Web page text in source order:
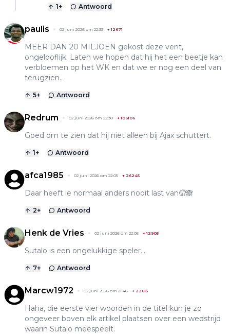
1+ Antwoord
paulis 02 juni 2026 om 22:33 +12671
MEER DAN 20 MILJOEN gekost deze vent,
ongelooflijk. Laten we hopen dat hij het een beetje kan
verbloemen op het WK en dat we er nog een deel van
terugzien..
5+ Antwoord
Redrum 02 juni 2026 om 22:30 +106106
Goed om te zien dat hij niet alleen bij Ajax schuttert.
1+ Antwoord
afca1985 02 juni 2026 om 22:05 + 26245
Daar heeft ie normaal anders nooit last van🤦🙈
2+ Antwoord
Henk de Vries 02 juni 2026 om 22:05 +12905
Sutalo is een ongelukkige speler...
7+ Antwoord
Marcw1972 02 juni 2026 om 21:46 + 22615
Haha, die eerste vier woorden in de titel kun je zo
ongeveer boven elk artikel plaatsen over een wedstrijd
waarin Sutalo meespeelt.